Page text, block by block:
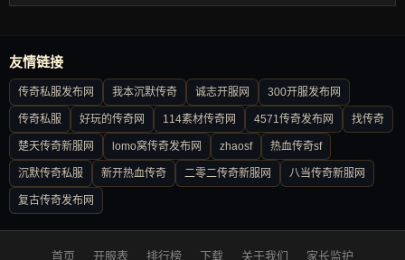
友情链接
传奇私服发布网 我本沉默传奇 诚志开服网 300开服发布网
传奇私服 好玩的传奇网 114素材传奇网 4571传奇发布网 找传奇
楚天传奇新服网 lomo窝传奇发布网 zhaosf 热血传奇sf
沉默传奇私服 新开热血传奇 二零二传奇新服网 八当传奇新服网
复古传奇发布网
首页 开服表 排行榜 下载 关于我们 家长监护